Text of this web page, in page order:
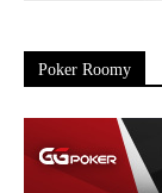
Poker Roomy